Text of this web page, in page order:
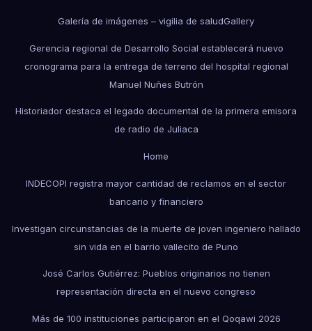
Galería de imágenes – vigilia de saludGallery
Gerencia regional de Desarrollo Social establecerá nuevo
cronograma para la entrega de terreno del hospital regional
Manuel Nuñes Butrón
Historiador destaca el legado documental de la primera emisora
de radio de Juliaca
Home
INDECOPI registra mayor cantidad de reclamos en el sector
bancario y financiero
Investigan circunstancias de la muerte de joven ingeniero hallado
sin vida en el barrio vallecito de Puno
José Carlos Gutiérrez: Pueblos originarios no tienen
representación directa en el nuevo congreso
Más de 100 instituciones participaron en el Qoqawi 2026